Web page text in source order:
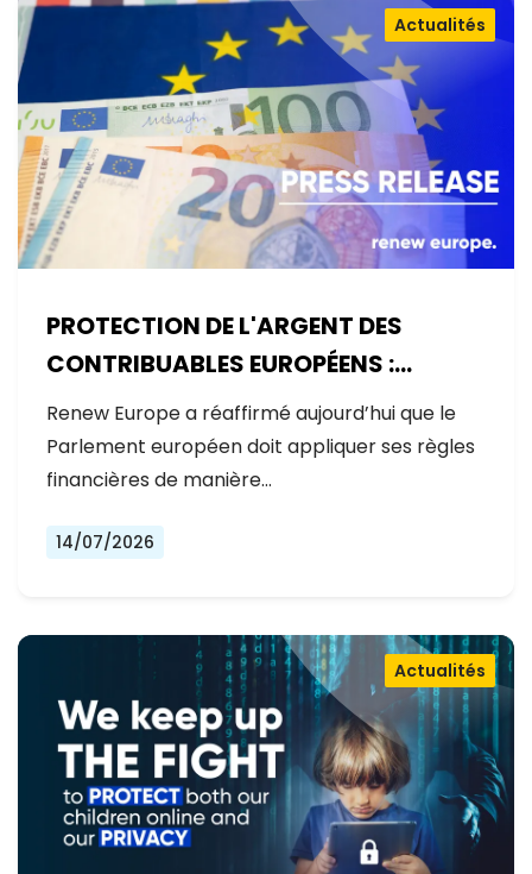
PROTECTION DE L'ARGENT DES
CONTRIBUABLES EUROPÉENS :
AUCUNE EXCEPTION
Actualités
Renew Europe a réaffirmé aujourd’hui que le
Parlement européen doit appliquer ses règles
financières de manière…
14/07/2026
Actualités